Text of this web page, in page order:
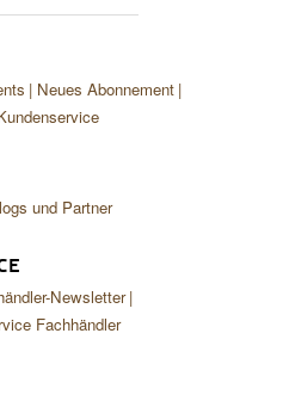
Neues Abonnement
und Partner
Newsletter
Fachhändler